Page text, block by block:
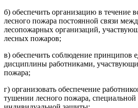
б) обеспечить организацию в течение
лесного пожара постоянной связи
лесопожарных организаций,
лесных пожаров;
в) обеспечить соблюдение принципов
дисциплины работниками,
пожара;
г) организовать обеспечение
тушении лесного пожара,